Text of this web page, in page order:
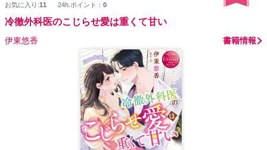
お気に入り:11 24h.ポイント： 0
冷徹外科医のこじらせ愛は重くて甘い
伊東悠香 書籍情報